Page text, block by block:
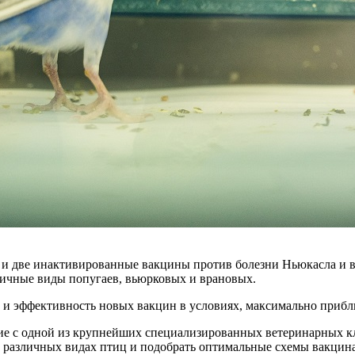
две инактивированные вакцины против болезни Ньюкасла
виды попугаев, вьюрковых и врановых.
эффективность новых вакцин в условиях, максимально
с одной из крупнейших специализированных ветеринарных
видах птиц и подобрать оптимальные схемы